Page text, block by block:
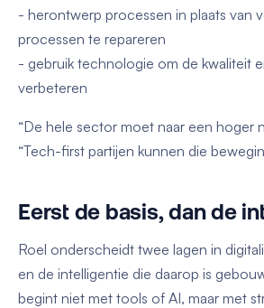
- herontwerp processen in plaats van
processen te repareren
- gebruik technologie om de kwaliteit
verbeteren
“De hele sector moet naar een hoger
“Tech-first partijen kunnen die
Eerst de basis, dan de
Roel onderscheidt twee lagen in
en de intelligentie die daarop is
begint niet met tools of AI, maar met